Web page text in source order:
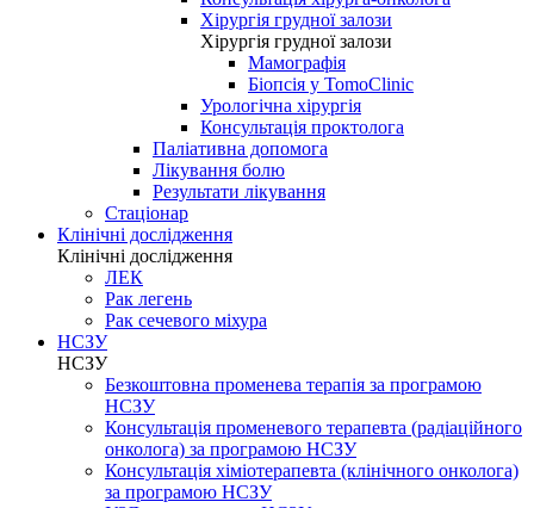
Хірургія грудної залози
Хірургія грудної залози
Мамографія
Біопсія у TomoClinic
Урологічна хірургія
Консультація проктолога
Паліативна допомога
Лікування болю
Результати лікування
Стаціонар
Клінічні дослідження
Клінічні дослідження
ЛЕК
Рак легень
Рак сечевого міхура
НСЗУ
НСЗУ
Безкоштовна променева терапія за програмою
НСЗУ
Консультація променевого терапевта (радіаційного
онколога) за програмою НСЗУ
Консультація хіміотерапевта (клінічного онколога)
за програмою НСЗУ